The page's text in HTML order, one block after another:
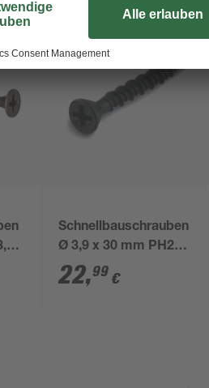
Schnellbauschrauben
Ø 3,9 x 30 mm PH2
600 Stück
22,99 €